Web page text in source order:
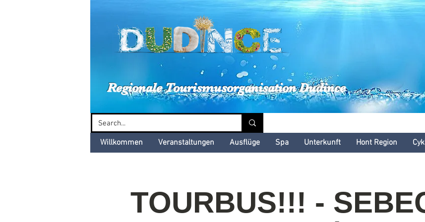
Dudinské kultúrne leto
Regionale Tourismusorganisation Dudince
Willkommen Veranstaltungen Ausflüge Spa Unterkunft Hont Region
TOURBUS!!! -